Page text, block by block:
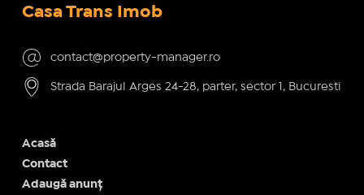
Casa Trans Imob
contact@property-manager.ro
Strada Barajul Arges 24-28, parter, sector 1, Bucuresti
Acasă
Contact
Adaugă anunț